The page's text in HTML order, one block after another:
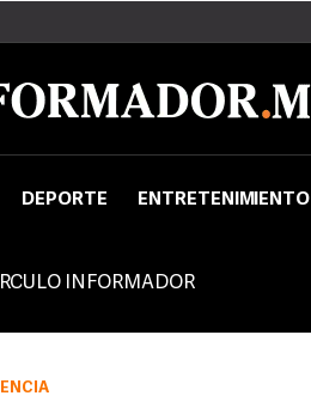
DEPORTE ENTRETENIMIENTO
INFORMADOR